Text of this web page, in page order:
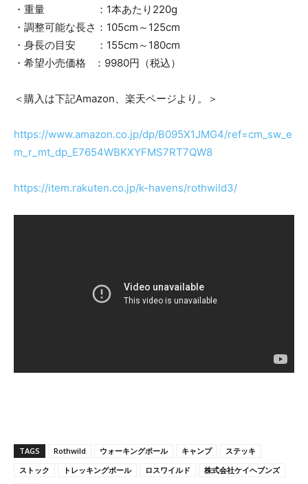
・重量 ：1本あたり220g
・調整可能な長さ：105cm～125cm
・身長の目安 ：155cm～180cm
・希望小売価格 ：9980円（税込）
＜購入は下記Amazon、楽天ページより。＞
https://www.amazon.co.jp/dp/B095X1JMG4/ref=cm_sw_e
m_r_mt_dp_E7654WBKXYFMS7RT7QW8
https://item.rakuten.co.jp/k-havens/rothwild3/
TAGS Rothwild ウォーキングポール キャンプ
ステッキ
ストック
トレッキングポール ロスワイルド
株式会社ケイヘブンズ